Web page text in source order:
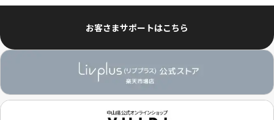
お客さまサポートはこちら